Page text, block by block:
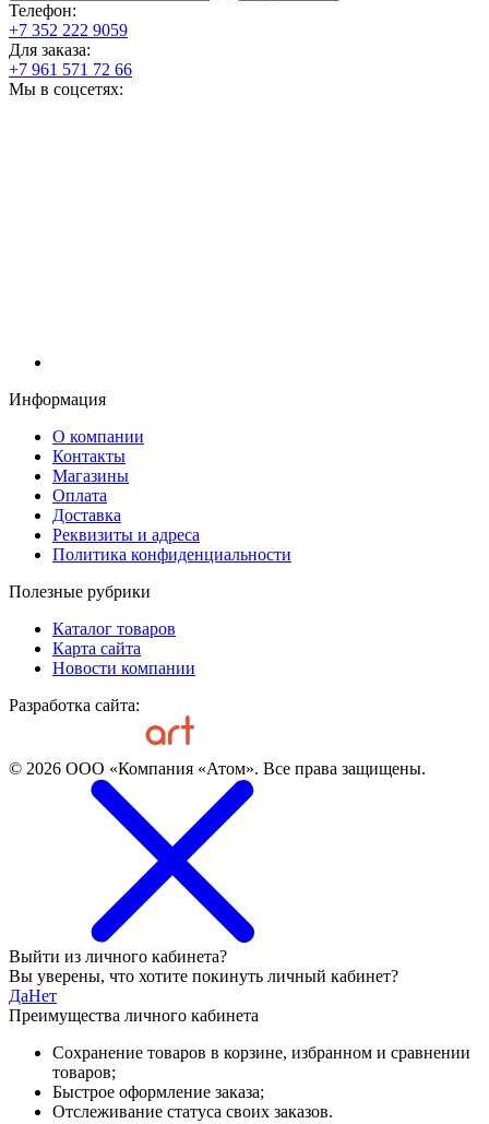
Телефон:
+7 352 222 9059
Для заказа:
+7 961 571 72 66
Мы в соцсетях:
Информация
О компании
Контакты
Магазины
Оплата
Доставка
Реквизиты и адреса
Политика конфиденциальности
Полезные рубрики
Каталог товаров
Карта сайта
Новости компании
Разработка сайта:
© 2026 ООО «Компания «Атом». Все права защищены.
Выйти из личного кабинета?
Вы уверены, что хотите покинуть личный кабинет?
ДаНет
Преимущества личного кабинета
Сохранение товаров в корзине, избранном и сравнении
товаров;
Быстрое оформление заказа;
Отслеживание статуса своих заказов.